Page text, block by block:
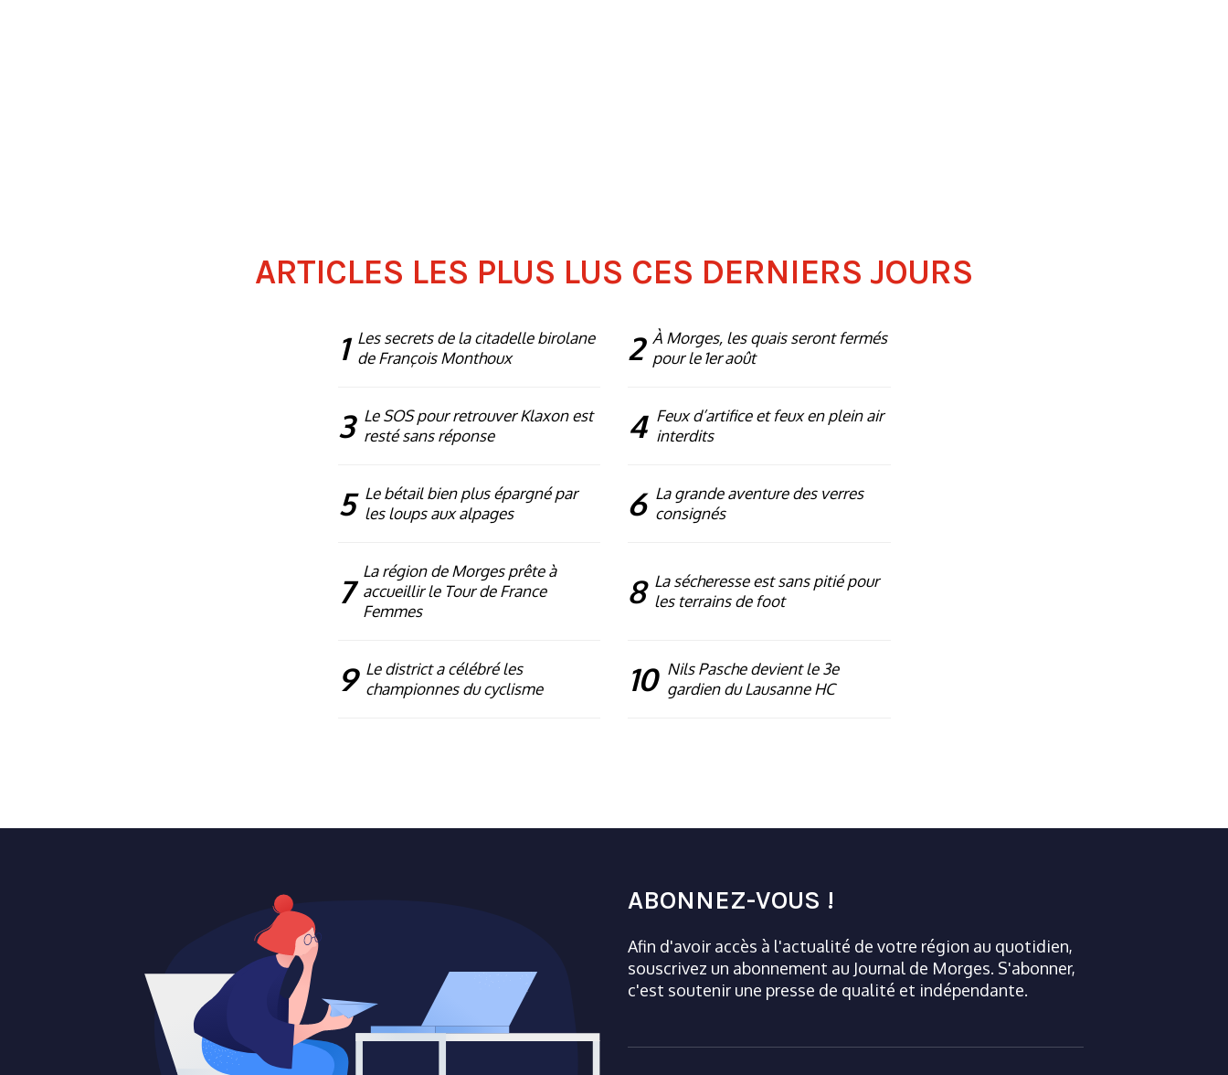
ARTICLES LES PLUS LUS CES DERNIERS JOURS
1 Les secrets de la citadelle birolane
de François Monthoux
2 À Morges, les quais seront fermés
pour le 1er août
3 Le SOS pour retrouver Klaxon est
resté sans réponse
4 Feux d’artifice et feux en plein air
interdits
5 Le bétail bien plus épargné par
les loups aux alpages
6 La grande aventure des verres
consignés
7
La région de Morges prête à
accueillir le Tour de France
Femmes
8 La sécheresse est sans pitié pour
les terrains de foot
9 Le district a célébré les
championnes du cyclisme
10 Nils Pasche devient le 3e
gardien du Lausanne HC
ABONNEZ-VOUS !
Afin d'avoir accès à l'actualité de votre région au quotidien,
souscrivez un abonnement au Journal de Morges. S'abonner,
c'est soutenir une presse de qualité et indépendante.